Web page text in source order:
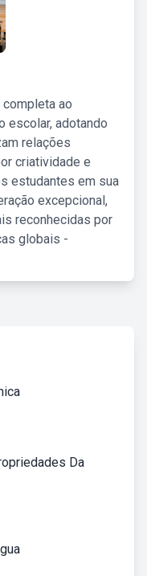
completa ao
escolar, adotando
relações
criatividade e
estudantes em sua
excepcional,
reconhecidas por
globais -
Da